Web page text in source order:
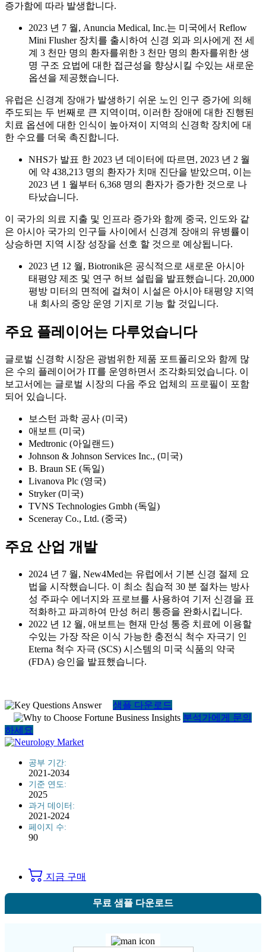
증가함에 따라 발생합니다.
2023 년 7 월, Anuncia Medical, Inc.는 미국에서 Reflow
Mini Flusher 장치를 출시하여 신경 외과 의사에게 전 세
계 3 천만 명의 환자를위한 3 천만 명의 환자를위한 생
명 구조 요법에 대한 접근성을 향상시킬 수있는 새로운
옵션을 제공했습니다.
유럽은 신경계 장애가 발생하기 쉬운 노인 인구 증가에 의해
주도되는 두 번째로 큰 지역이며, 이러한 장애에 대한 진행된
치료 옵션에 대한 인식이 높아져이 지역의 신경학 장치에 대
한 수요를 더욱 촉진합니다.
NHS가 발표 한 2023 년 데이터에 따르면, 2023 년 2 월
에 약 438,213 명의 환자가 치매 진단을 받았으며, 이는
2023 년 1 월부터 6,368 명의 환자가 증가한 것으로 나
타났습니다.
이 국가의 의료 지출 및 인프라 증가와 함께 중국, 인도와 같
은 아시아 국가의 인구들 사이에서 신경계 장애의 유병률이
상승하면 지역 시장 성장을 선호 할 것으로 예상됩니다.
2023 년 12 월, Biotronik은 공식적으로 새로운 아시아
태평양 제조 및 연구 허브 설립을 발표했습니다. 20,000
평방 미터의 면적에 걸쳐이 시설은 아시아 태평양 지역
내 회사의 중앙 운영 기지로 기능 할 것입니다.
주요 플레이어는 다루었습니다
글로벌 신경학 시장은 광범위한 제품 포트폴리오와 함께 많
은 수의 플레이어가 IT를 운영하면서 조각화되었습니다. 이
보고서에는 글로벌 시장의 다음 주요 업체의 프로필이 포함
되어 있습니다.
보스턴 과학 공사 (미국)
애보트 (미국)
Medtronic (아일랜드)
Johnson & Johnson Services Inc., (미국)
B. Braun SE (독일)
Livanova Plc (영국)
Stryker (미국)
TVNS Technologies Gmbh (독일)
Sceneray Co., Ltd. (중국)
주요 산업 개발
2024 년 7 월, New4Med는 유럽에서 기본 신경 절제 요
법을 시작했습니다. 이 최소 침습적 30 분 절차는 방사
성 주파수 에너지와 프로브를 사용하여 기저 신경을 표
적화하고 파괴하여 만성 허리 통증을 완화시킵니다.
2022 년 12 월, 애보트는 현재 만성 통증 치료에 이용할
수있는 가장 작은 이식 ​​가능한 충전식 척수 자극기 인
Eterna 척수 자극 (SCS) 시스템의 미국 식품의 약국
(FDA) 승인을 발표했습니다.
샘플 다운로드
분석가에게 문의
하세요
공부 기간:
2021-2034
기준 연도:
2025
과거 데이터:
2021-2024
페이지 수:
90
지금 구매
무료 샘플 다운로드